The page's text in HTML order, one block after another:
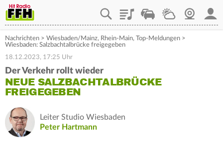
PlaylistStaupilotWetterWebcam
Nachrichten > Wiesbaden/Mainz, Rhein-Main, Top-Meldungen >
Wiesbaden: Salzbachtalbrücke freigegeben
18.12.2023, 17:25 Uhr
Der Verkehr rollt wieder
NEUE SALZBACHTALBRÜCKE
FREIGEGEBEN
Leiter Studio Wiesbaden
Peter Hartmann